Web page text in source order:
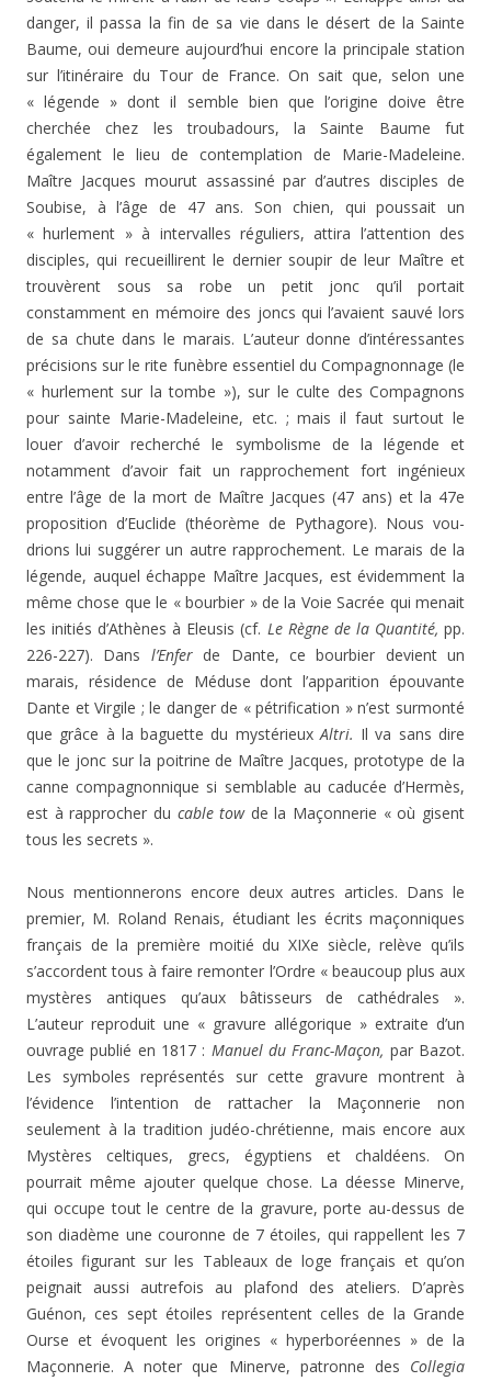
danger, il passa la fin de sa vie dans le désert de la Sainte
Baume, oui de­meure aujourd’hui encore la principale station
sur l’itiné­raire du Tour de France. On sait que, selon une
« légende » dont il semble bien que l’origine doive être
cherchée chez les troubadours, la Sainte Baume fut
également le lieu de contemplation de Marie-Madeleine.
Maître Jacques mourut assassiné par d’autres disciples de
Soubise, à l’âge de 47 ans. Son chien, qui poussait un
« hurlement » à intervalles réguliers, attira l’attention des
disciples, qui recueillirent le dernier soupir de leur Maître et
trouvèrent sous sa robe un petit jonc qu’il portait
constamment en mémoire des joncs qui l’avaient sauvé lors
de sa chute dans le marais. L’auteur donne d’intéressantes
précisions sur le rite funèbre essentiel du Compagnonnage (le
« hur­lement sur la tombe »), sur le culte des Compagnons
pour sainte Marie-Madeleine, etc. ; mais il faut surtout le
louer d’avoir recherché le symbolisme de la légende et
notam­ment d’avoir fait un rapprochement fort ingénieux
entre l’âge de la mort de Maître Jacques (47 ans) et la 47e
pro­position d’Euclide (théorème de Pythagore). Nous vou­
drions lui suggérer un autre rapprochement. Le marais de la
légende, auquel échappe Maître Jacques, est évidemment la
même chose que le « bourbier » de la Voie Sacrée qui menait
les initiés d’Athènes à Eleusis (cf. Le Règne de la Quantité, pp.
226-227). Dans l’Enferde Dante, ce bourbier devient un
marais, résidence de Méduse dont l’apparition épouvante
Dante et Virgile ; le danger de « pétrification » n’est surmonté
que grâce à la baguette du mystérieuxAltri. Il va sans dire
que le jonc sur la poitrine de Maître Jacques, prototype de la
canne compagnonnique si sem­blable au caducée d’Hermès,
est à rapprocher du cable tow de la Maçonnerie « où gisent
tous les secrets ».
Nous mentionnerons encore deux autres articles. Dans le
premier, M. Roland Renais, étudiant les écrits maçon­niques
français de la première moitié du XIXe siècle, re­lève qu’ils
s’accordent tous à faire remonter l’Ordre « beaucoup plus aux
mystères antiques qu’aux bâtisseurs de cathédrales ».
L’auteur reproduit une « gravure allégo­rique » extraite d’un
ouvrage publié en 1817 : Manuel du Franc-Maçon, par Bazot.
Les symboles représentés sur cet­te gravure montrent à
l’évidence l’intention de rattacher la Maçonnerie non
seulement à la tradition judéo-chré­tienne, mais encore aux
Mystères celtiques, grecs, égyp­tiens et chaldéens. On
pourrait même ajouter quelque cho­se. La déesse Minerve,
qui occupe tout le centre de la gravure, porte au-dessus de
son diadème une couronne de 7 étoiles, qui rappellent les 7
étoiles figurant sur les Ta­bleaux de loge français et qu’on
peignait aussi autrefois au plafond des ateliers. D’après
Guénon, ces sept étoiles représentent celles de la Grande
Ourse et évoquent les origines « hyperboréennes » de la
Maçonnerie. A noter que Minerve, patronne des Collegia